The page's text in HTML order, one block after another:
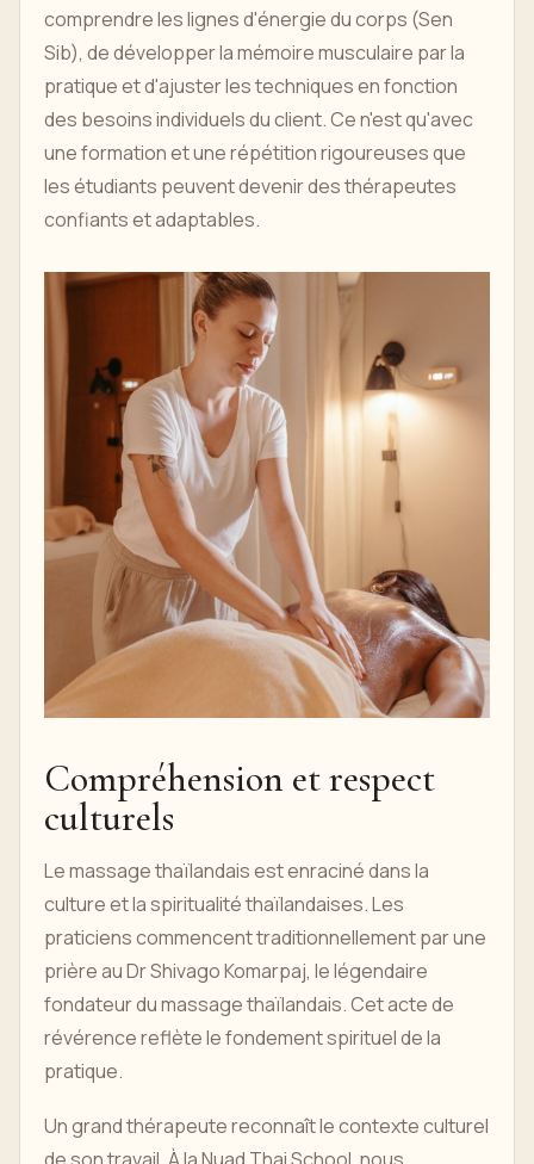
comprendre les lignes d'énergie du corps (Sen
Sib), de développer la mémoire musculaire par la
pratique et d'ajuster les techniques en fonction
des besoins individuels du client. Ce n'est qu'avec
une formation et une répétition rigoureuses que
les étudiants peuvent devenir des thérapeutes
confiants et adaptables.
Compréhension et respect
culturels
Le massage thaïlandais est enraciné dans la
culture et la spiritualité thaïlandaises. Les
praticiens commencent traditionnellement par une
prière au Dr Shivago Komarpaj, le légendaire
fondateur du massage thaïlandais. Cet acte de
révérence reflète le fondement spirituel de la
pratique.
Un grand thérapeute reconnaît le contexte culturel